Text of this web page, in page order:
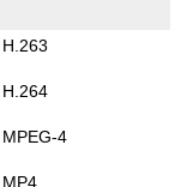
H.263
H.264
MPEG-4
MP4